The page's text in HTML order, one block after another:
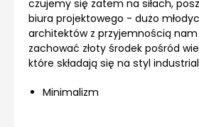
czujemy się zatem na siłach,
biura projektowego - dużo
architektów z przyjemnością
zachować złoty środek pośród
które składają się na styl
Minimalizm